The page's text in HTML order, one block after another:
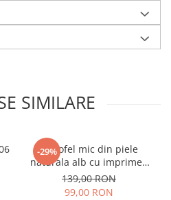
SIMILARE
-29%
Portofel mic din piele
naturala alb cu imprimeu
B-8912 07
139,00 RON
99,00 RON